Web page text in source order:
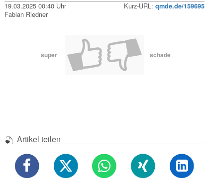
19.03.2025 00:40 Uhr Kurz-URL: qmde.de/159695
Fabian Riedner
super schade
Artikel teilen